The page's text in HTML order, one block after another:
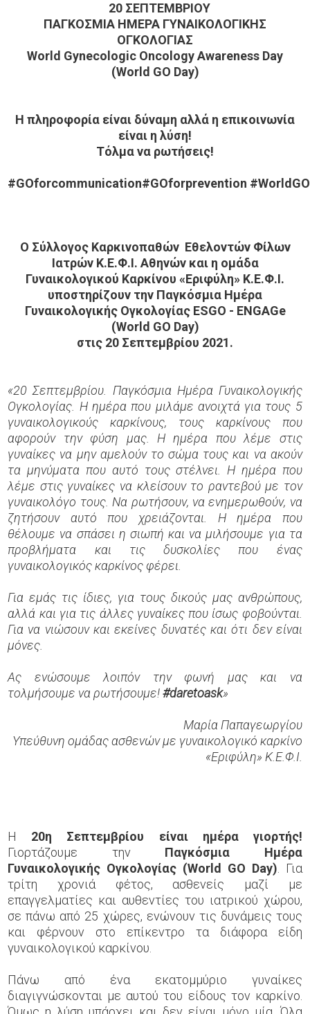
20 ΣΕΠΤΕΜΒΡΙΟΥ
ΠΑΓΚΟΣΜΙΑ ΗΜΕΡΑ ΓΥΝΑΙΚΟΛΟΓΙΚΗΣ
ΟΓΚΟΛΟΓΙΑΣ
World Gynecologic OncologyAwareness Day
(World GO Day)
Η πληροφορία είναι δύναμη αλλά η επικοινωνία
είναι η λύση!
Τόλμανα ρωτήσεις!
#GOforcommunication#GOforprevention #
Ο Σύλλογος Καρκινοπαθών Εθελοντών Φίλων
Ιατρών Κ.Ε.Φ.Ι. Αθηνών και η ομάδα
Γυναικολογικού Καρκίνου «Εριφύλη» Κ.Ε.Φ.Ι.
υποστηρίζουν την Παγκόσμια Ημέρα
Γυναικολογικής Ογκολογίας ESGO - ENGAGe
(World GO Day)
στις 20 Σεπτεμβρίου 2021.
«20 Σεπτεμβρίου. Παγκόσμια Ημέρα Γυναικολογικής
Ογκολογίας. Η ημέρα που μιλάμε ανοιχτά για τους 5
γυναικολογικούς καρκίνους, τους καρκίνους που
αφορούν την φύση μας. Η ημέρα που λέμε στις
γυναίκες να μην αμελούν το σώμα τους και να ακούν
τα μηνύματα που αυτό τους στέλνει. Η ημέρα που
λέμε στις γυναίκες να κλείσουν το ραντεβού με τον
γυναικολόγο τους. Να ρωτήσουν, να ενημερωθούν, να
ζητήσουν αυτό που χρειάζονται. Η ημέρα που
θέλουμε να σπάσει η σιωπή και να μιλήσουμε για τα
προβλήματα και τις δυσκολίες που ένας
γυναικολογικός καρκίνος φέρει.
Για εμάς τις ίδιες, για τους δικούς μας ανθρώπους,
αλλά και για τις άλλες γυναίκες που ίσως φοβούνται.
Για να νιώσουν και εκείνες δυνατές και ότι δεν είναι
μόνες.
Ας ενώσουμε λοιπόν την φωνή μας και να
τολμήσουμε να ρωτήσουμε!#daretoask»
Μαρία Παπαγεωργίου
Υπεύθυνη ομάδας ασθενών με γυναικολογικό καρκίνο
«Εριφύλη» Κ.Ε.Φ.Ι.
Η 20η Σεπτεμβρίου είναι ημέρα γιορτής!
Γιορτάζουμε την Παγκόσμια Ημέρα
Γυναικολογικής Ογκολογίας (World GO Day). Για
τρίτη χρονιά φέτος, ασθενείς μαζί με
επαγγελματίες και αυθεντίες του ιατρικού χώρου,
σε πάνω από 25 χώρες, ενώνουν τις δυνάμεις τους
και φέρνουν στο επίκεντρο τα διάφορα είδη
γυναικολογικού καρκίνου.
Πάνω από ένα εκατομμύριο γυναίκες
διαγιγνώσκονται με αυτού του είδους τον καρκίνο.